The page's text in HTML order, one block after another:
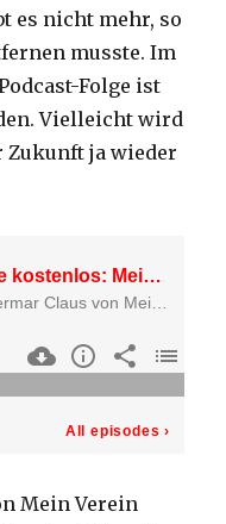
es nicht mehr, so
musste. Im
Folge ist
Vielleicht wird
Zukunft ja wieder
Mein Verein